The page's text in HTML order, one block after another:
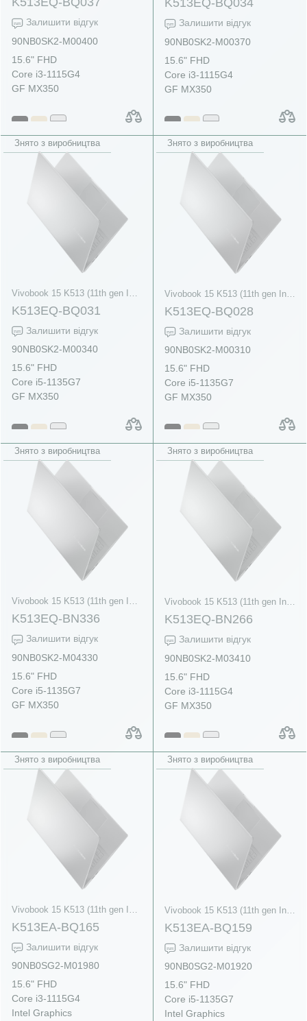
Залишити відгук
90NB0SK2-M00400
15.6" FHD
Core i3-1115G4
GF MX350
K513EQ-BQ034
Залишити відгук
90NB0SK2-M00370
15.6" FHD
Core i3-1115G4
GF MX350
Знято з виробництва
K513EQ-BQ031
Залишити відгук
90NB0SK2-M00340
15.6" FHD
Core i5-1135G7
GF MX350
Знято з виробництва
K513EQ-BQ028
Залишити відгук
90NB0SK2-M00310
15.6" FHD
Core i5-1135G7
GF MX350
Знято з виробництва
Vivobook 15 K513 (11th gen Intel)
K513EQ-BN336
Залишити відгук
90NB0SK2-M04330
15.6" FHD
Core i5-1135G7
GF MX350
Знято з виробництва
Vivobook 15 K513 (11th gen Intel)
K513EQ-BN266
Залишити відгук
90NB0SK2-M03410
15.6" FHD
Core i3-1115G4
GF MX350
Знято з виробництва
K513EA-BQ165
Залишити відгук
90NB0SG2-M01980
15.6" FHD
Core i3-1115G4
Intel Graphics
Знято з виробництва
K513EA-BQ159
Залишити відгук
90NB0SG2-M01920
15.6" FHD
Core i5-1135G7
Intel Graphics